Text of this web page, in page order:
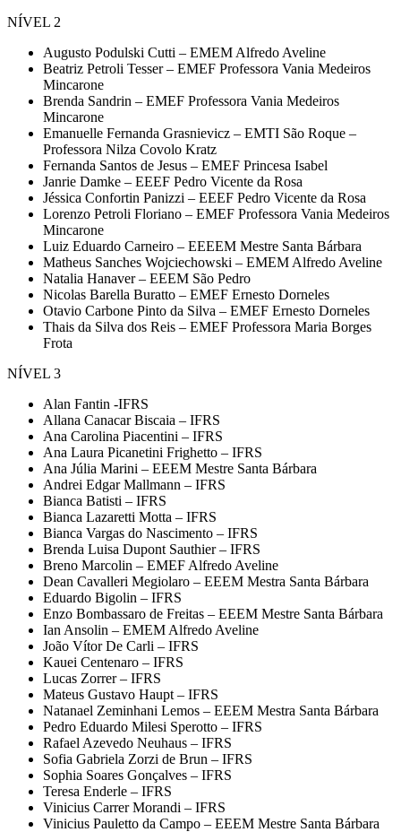
NÍVEL 2
Augusto Podulski Cutti – EMEM Alfredo Aveline
Beatriz Petroli Tesser – EMEF Professora Vania Medeiros
Mincarone
Brenda Sandrin – EMEF Professora Vania Medeiros
Mincarone
Emanuelle Fernanda Grasnievicz – EMTI São Roque –
Professora Nilza Covolo Kratz
Fernanda Santos de Jesus – EMEF Princesa Isabel
Janrie Damke – EEEF Pedro Vicente da Rosa
Jéssica Confortin Panizzi – EEEF Pedro Vicente da Rosa
Lorenzo Petroli Floriano – EMEF Professora Vania Medeiros
Mincarone
Luiz Eduardo Carneiro – EEEEM Mestre Santa Bárbara
Matheus Sanches Wojciechowski – EMEM Alfredo Aveline
Natalia Hanaver – EEEM São Pedro
Nicolas Barella Buratto – EMEF Ernesto Dorneles
Otavio Carbone Pinto da Silva – EMEF Ernesto Dorneles
Thais da Silva dos Reis – EMEF Professora Maria Borges
Frota
NÍVEL 3
Alan Fantin -IFRS
Allana Canacar Biscaia – IFRS
Ana Carolina Piacentini – IFRS
Ana Laura Picanetini Frighetto – IFRS
Ana Júlia Marini – EEEM Mestre Santa Bárbara
Andrei Edgar Mallmann – IFRS
Bianca Batisti – IFRS
Bianca Lazaretti Motta – IFRS
Bianca Vargas do Nascimento – IFRS
Brenda Luisa Dupont Sauthier – IFRS
Breno Marcolin – EMEF Alfredo Aveline
Dean Cavalleri Megiolaro – EEEM Mestra Santa Bárbara
Eduardo Bigolin – IFRS
Enzo Bombassaro de Freitas – EEEM Mestre Santa Bárbara
Ian Ansolin – EMEM Alfredo Aveline
João Vítor De Carli – IFRS
Kauei Centenaro – IFRS
Lucas Zorrer – IFRS
Mateus Gustavo Haupt – IFRS
Natanael Zeminhani Lemos – EEEM Mestra Santa Bárbara
Pedro Eduardo Milesi Sperotto – IFRS
Rafael Azevedo Neuhaus – IFRS
Sofia Gabriela Zorzi de Brun – IFRS
Sophia Soares Gonçalves – IFRS
Teresa Enderle – IFRS
Vinicius Carrer Morandi – IFRS
Vinicius Pauletto da Campo – EEEM Mestre Santa Bárbara